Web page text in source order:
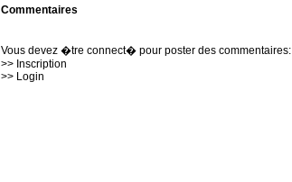
Commentaires
Vous devez �tre connect� pour poster des commentaires:
>> Inscription
>> Login